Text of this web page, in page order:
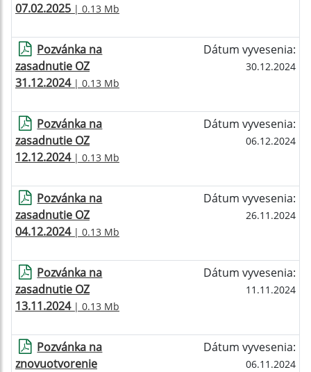
07.02.2025 | 0.13 Mb
Pozvánka na
zasadnutie OZ
31.12.2024| 0.13 Mb
Dátum vyvesenia:
30.12.2024
Pozvánka na
zasadnutie OZ
12.12.2024| 0.13 Mb
Dátum vyvesenia:
06.12.2024
Pozvánka na
zasadnutie OZ
04.12.2024| 0.13 Mb
Dátum vyvesenia:
26.11.2024
Pozvánka na
zasadnutie OZ
13.11.2024| 0.13 Mb
Dátum vyvesenia:
11.11.2024
Pozvánka na
znovuotvorenie
Dátum vyvesenia:
06.11.2024